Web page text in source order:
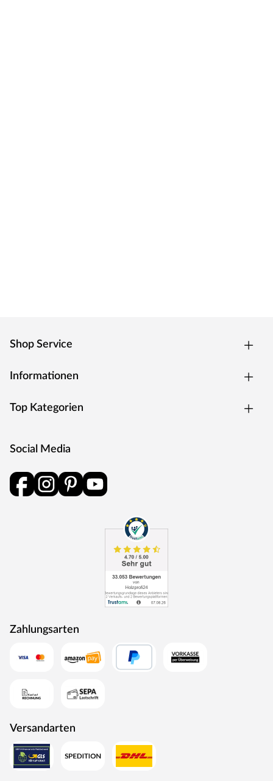
Shop Service
Informationen
Top Kategorien
Social Media
Zahlungsarten
Versandarten